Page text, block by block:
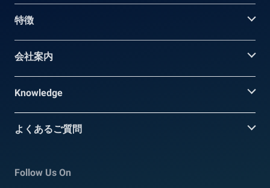
特徴
会社案内
Knowledge
よくあるご質問
Follow Us On